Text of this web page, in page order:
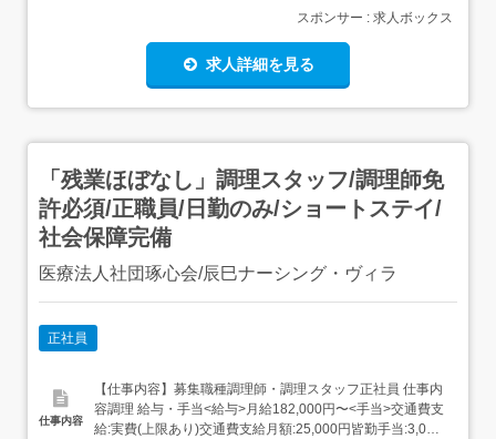
スポンサー : 求人ボックス
求人詳細を見る
「残業ほぼなし」調理スタッフ/調理師免
許必須/正職員/日勤のみ/ショートステイ/
社会保障完備
医療法人社団琢心会/辰巳ナーシング・ヴィラ
正社員
仕事内容
【仕事内容】募集職種調理師・調理スタッフ正社員 仕事内
容調理 給与・手当<給与>月給182,000円〜<手当>交通費支
給:実費(上限あり)交通費支給月額:25,000円皆勤手当:3,000